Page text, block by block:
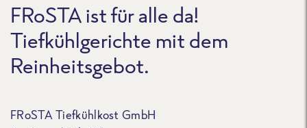
FRoSTA ist für alle da!
Tiefkühlgerichte mit dem
Reinheitsgebot.
FRoSTA Tiefkühlkost GmbH